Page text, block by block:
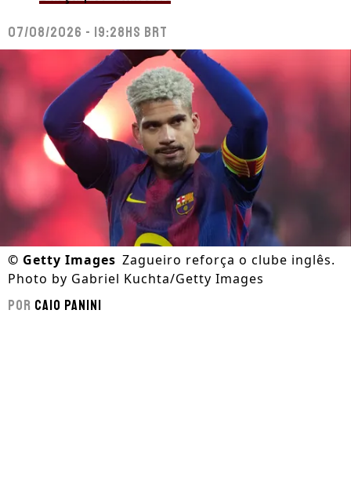
07/08/2026 - 19:28hs BRT
© Getty Images Zagueiro reforça o clube inglês.
Photo by Gabriel Kuchta/Getty Images
Por Caio Panini